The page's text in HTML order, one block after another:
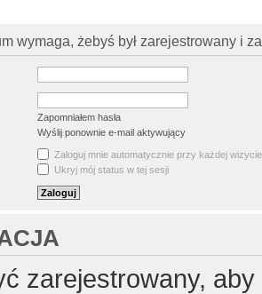
wymaga, żebyś był zarejestrowany i
Zapomniałem hasła
Wyślij ponownie e-mail aktywujący
Zaloguj mnie automatycznie przy każdej wizycie
Ukryj mój status w tej sesji
zarejestrowany,